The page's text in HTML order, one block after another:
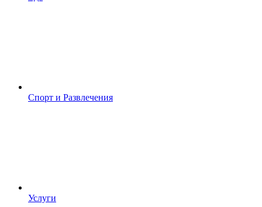
Спорт и Развлечения
Услуги